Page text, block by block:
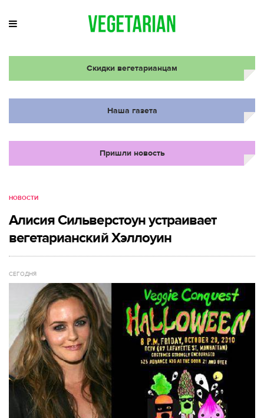
Скидки вегетарианцам
Наша газета
Пришли новость
НОВОСТИ
Алисия Сильверстоун устраивает
вегетарианский Хэллоуин
СЕГОДНЯ